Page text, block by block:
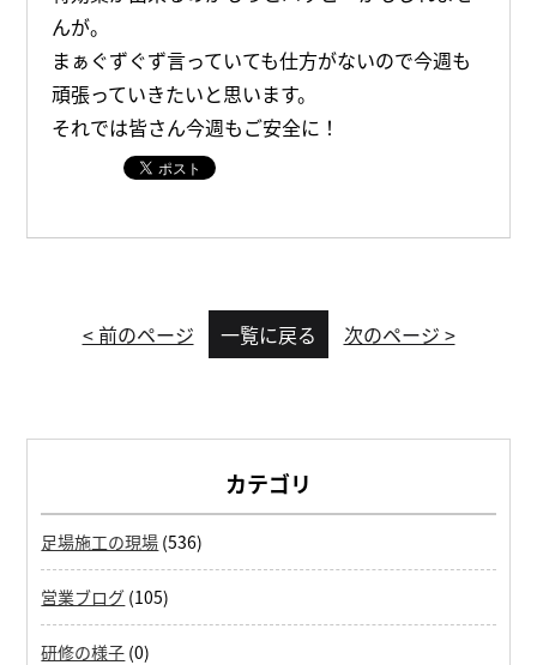
んが。
まぁぐずぐず言っていても仕方がないので今週も
頑張っていきたいと思います。
それでは皆さん今週もご安全に！
< 前のページ 一覧に戻る 次のページ >
カテゴリ
足場施工の現場 (536)
営業ブログ (105)
研修の様子 (0)